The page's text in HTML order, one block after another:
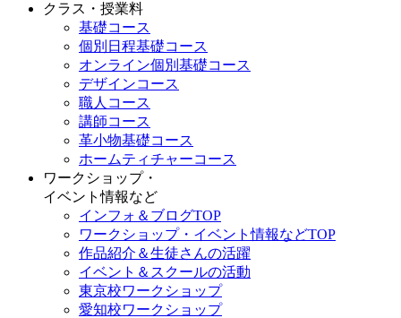
クラス・授業料
基礎コース
個別日程基礎コース
オンライン個別基礎コース
デザインコース
職人コース
講師コース
革小物基礎コース
ホームティチャーコース
ワークショップ・
イベント情報など
インフォ＆ブログTOP
ワークショップ・イベント情報などTOP
作品紹介＆生徒さんの活躍
イベント＆スクールの活動
東京校ワークショップ
愛知校ワークショップ